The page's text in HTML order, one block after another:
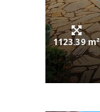
1123.39 m²